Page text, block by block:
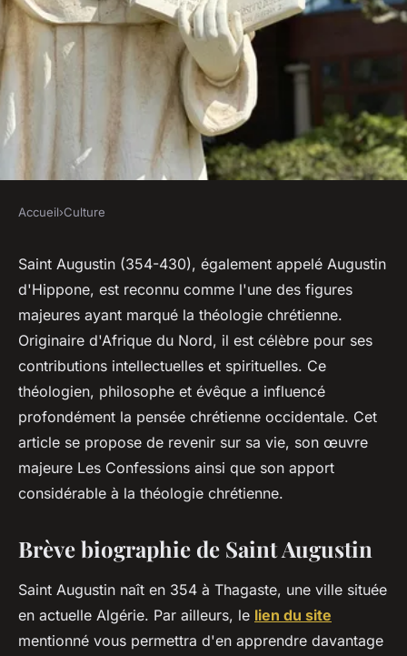
Saint Augustin : Une figure clé
de la théologie chrétienne
Milo•14 septembre 2024• 3 min de lecture
Accueil›Culture
Saint Augustin (354-430), également appelé Augustin
d'Hippone, est reconnu comme l'une des figures
majeures ayant marqué la théologie chrétienne.
Originaire d'Afrique du Nord, il est célèbre pour ses
contributions intellectuelles et spirituelles. Ce
théologien, philosophe et évêque a influencé
profondément la pensée chrétienne occidentale. Cet
article se propose de revenir sur sa vie, son œuvre
majeure Les Confessions ainsi que son apport
considérable à la théologie chrétienne.
Brève biographie de Saint Augustin
Saint Augustin naît en 354 à Thagaste, une ville située
en actuelle Algérie. Par ailleurs, le lien du site
mentionné vous permettra d'en apprendre davantage